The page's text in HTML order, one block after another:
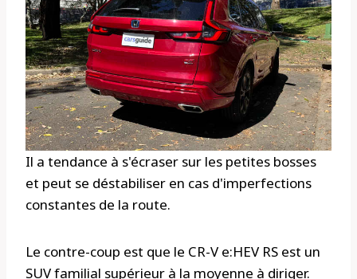
Il a tendance à s'écraser sur les petites bosses
et peut se déstabiliser en cas d'imperfections
constantes de la route.
Le contre-coup est que le CR-V e:HEV RS est un
SUV familial supérieur à la moyenne à diriger.